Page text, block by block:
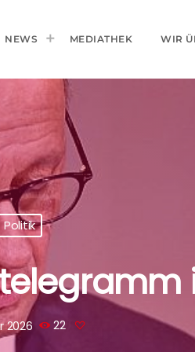
NEWS MEDIATHEK WIR
Politik
2026 22